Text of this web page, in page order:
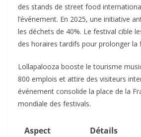
des stands de street food
l’événement. En 2025, une initiative
les déchets de 40%. Le festival cible
des horaires tardifs pour prolonger la
Lollapalooza booste le tourisme
800 emplois et attire des visiteurs
événement consolide la place de la
mondiale des festivals.​
Aspect
Détails